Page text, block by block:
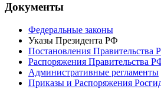
Документы
Федеральные законы
Указы Президента РФ
Постановления Правительства
Распоряжения Правительства
Административные регламенты
Приказы и Распоряжения